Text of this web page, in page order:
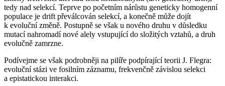
tedy nad selekcí. Teprve po početním nárůstu geneticky homogenní
populace je drift převálcován selekcí, a konečně může dojít
k evoluční změně. Postupně se však u nového druhu v důsledku
mutací nahromadí nové alely vstupující do složitých vztahů, a druh
evolučně zamrzne.
Podívejme se však podrobněji na pilíře podpírající teorii J. Flegra:
evoluční stázi ve fosilním záznamu, frekvenčně závislou selekci
a epistatickou interakci.